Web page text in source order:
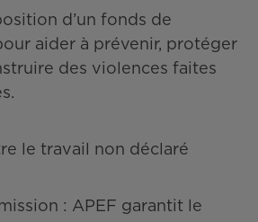
d’un fonds de
aider à prévenir, protéger
des violences faites
le travail non déclaré
: APEF garantit le